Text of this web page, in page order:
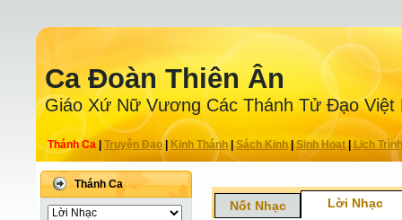
Ca Ðoàn Thiên Ân
Giáo Xứ Nữ Vương Các Thánh Tử Ðạo Việt
Thánh Ca Truyện Ðạo| Kinh Thánh Sách Kinh|Sinh Hoạt| Lịch Trình
Thánh Ca
Nốt Nhạc Lời Nhạc